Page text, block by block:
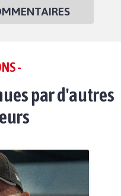
-
par d'autres